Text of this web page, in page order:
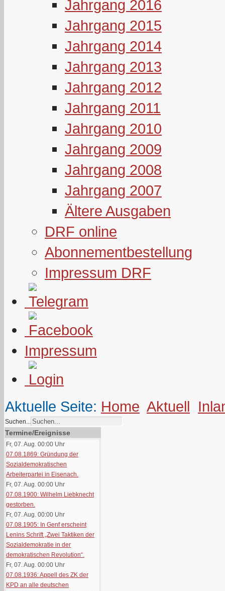
Jahrgang 2016
Jahrgang 2015
Jahrgang 2014
Jahrgang 2013
Jahrgang 2012
Jahrgang 2011
Jahrgang 2010
Jahrgang 2009
Jahrgang 2008
Jahrgang 2007
Ältere Ausgaben
DRF online
Abonnementbestellung
Impressum DRF
Impressum
Aktuelle Seite: Home Aktuell
Suchen...
Termine/Ereignisse
Fr, 07. Aug. 00:00 Uhr
07.08.1869: Gründung der
Sozialdemokratischen
Arbeiterpartei in Eisenach.
Fr, 07. Aug. 00:00 Uhr
07.08.1900: Wilhelm Liebknecht
gestorben.
Fr, 07. Aug. 00:00 Uhr
07.08.1905: In Genf erscheint
Lenins Schrift „Zwei Taktiken der
Sozialdemokratie in der
demokratischen Revolution“.
Fr, 07. Aug. 00:00 Uhr
07.08.1936: Appell des ZK der
KPD an alle deutschen